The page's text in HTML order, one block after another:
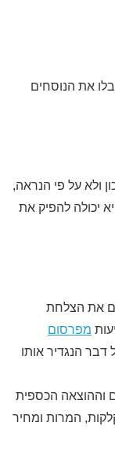
את הנוסחים
ולא על פי הנראה,
יכולה להפיק את
את הצלחת
מפרסום
דבר הנגדיר אותו
וההוצאה הכספית
המרות ומחיר